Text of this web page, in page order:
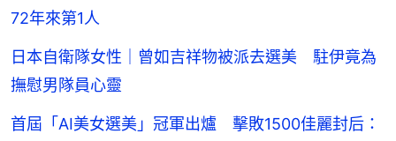
72年來第1人
日本自衛隊女性｜曾如吉祥物被派去選美 駐伊竟為
撫慰男隊員心靈
首屆「AI美女選美」冠軍出爐 擊敗1500佳麗封后：